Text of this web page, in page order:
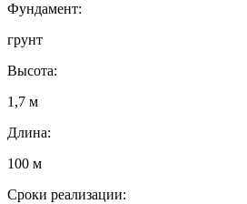
Фундамент:
грунт
Высота:
1,7 м
Длина:
100 м
Сроки реализации: